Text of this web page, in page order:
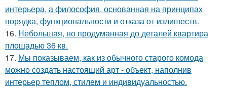
интерьера, а философия, основанная на принципах
порядка, функциональности и отказа от излишеств.
16. Небольшая, но продуманная до деталей квартира
площадью 36 кв.
17. Мы показываем, как из обычного старого комода
можно создать настоящий арт - объект, наполнив
интерьер теплом, стилем и индивидуальностью.